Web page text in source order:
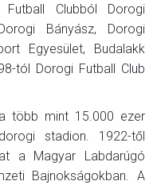
Clubból Dorogi
Bányász, Dorogi
Egyesület, Budalakk
tól Dorogi Futball Club
több mint 15.000 ezer
stadion. 1922-től
a Magyar Labdarúgó
Bajnokságokban. A